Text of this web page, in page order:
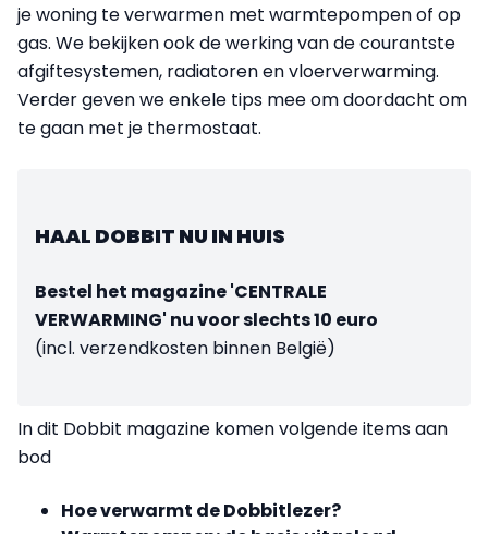
je woning te verwarmen met warmtepompen of op
gas. We bekijken ook de werking van de courantste
afgiftesystemen, radiatoren en vloerverwarming.
Verder geven we enkele tips mee om doordacht om
te gaan met je thermostaat.
HAAL DOBBIT NU IN HUIS
Bestel het magazine 'CENTRALE
VERWARMING' nu voor slechts 10 euro
(incl. verzendkosten binnen België)
In dit Dobbit magazine komen volgende items aan
bod
Hoe verwarmt de Dobbitlezer?